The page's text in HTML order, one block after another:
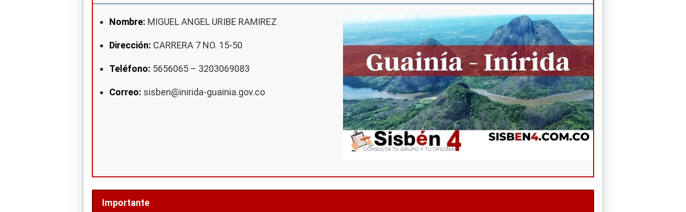
Nombre: MIGUEL ANGEL URIBE RAMIREZ
Dirección: CARRERA 7 NO. 15-50
Teléfono: 5656065 – 3203069083
Correo: sisben@inirida-guainia.gov.co
Importante